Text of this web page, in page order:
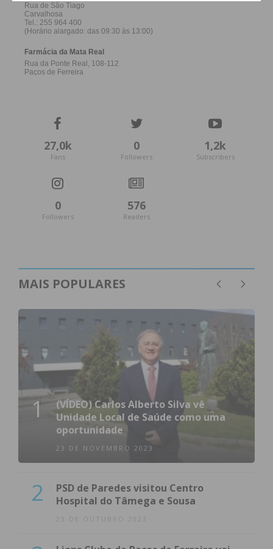
27,0k
Fans
0
Followers
1,2k
Subscribers
0
Followers
576
Readers
MAIS POPULARES
1
(VÍDEO) Carlos Alberto Silva vê
Unidade Local de Saúde como uma
oportunidade
23 DE NOVEMBRO 2023
2
PSD de Paredes visitou Centro
Hospital do Tâmega e Sousa
23 DE OUTUBRO 2023